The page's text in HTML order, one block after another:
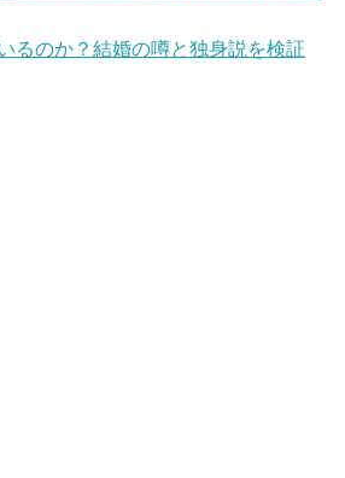
るのか？結婚の噂と独身説を検証